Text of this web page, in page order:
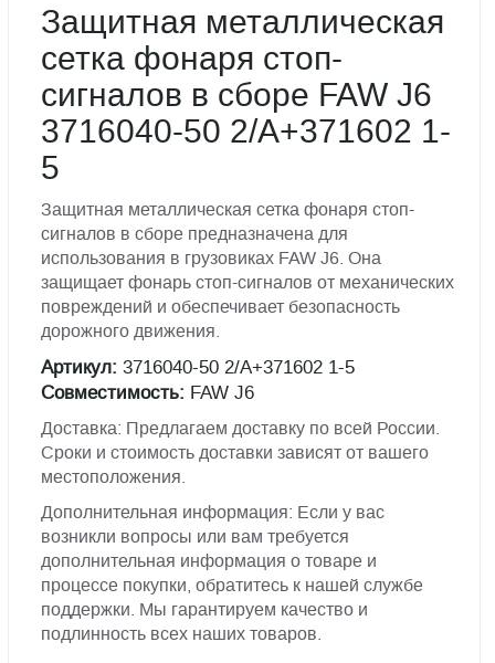
Защитная металлическая
сетка фонаря стоп-
сигналов в сборе FAW J6
3716040-50 2/A+371602 1-
5
Защитная металлическая сетка фонаря стоп-
сигналов в сборе предназначена для
использования в грузовиках FAW J6. Она
защищает фонарь стоп-сигналов от механических
повреждений и обеспечивает безопасность
дорожного движения.
Артикул: 3716040-50 2/A+371602 1-5
Совместимость: FAW J6
Доставка: Предлагаем доставку по всей России.
Сроки и стоимость доставки зависят от вашего
местоположения.
Дополнительная информация: Если у вас
возникли вопросы или вам требуется
дополнительная информация о товаре и
процессе покупки, обратитесь к нашей службе
поддержки. Мы гарантируем качество и
подлинность всех наших товаров.